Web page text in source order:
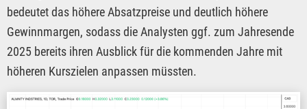
bedeutet das höhere Absatzpreise und deutlich höhere
Gewinnmargen, sodass die Analysten ggf. zum Jahresende
2025 bereits ihren Ausblick für die kommenden Jahre mit
höheren Kurszielen anpassen müssten.